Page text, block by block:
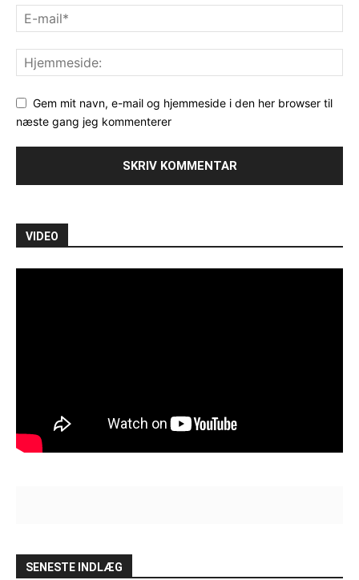
Gem mit navn, e-mail og hjemmeside i den her browser til
næste gang jeg kommenterer
VIDEO
SENESTE INDLÆG